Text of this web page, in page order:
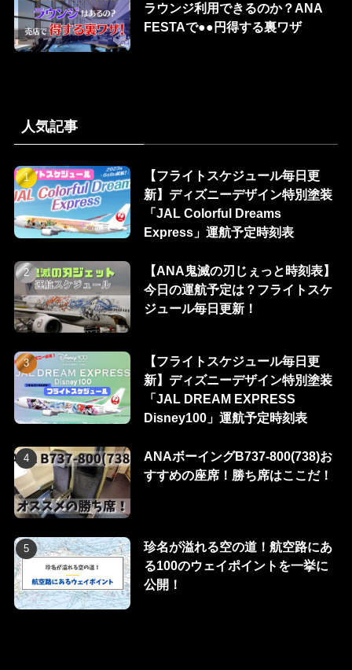
ラウンジ利用できるのか？ANA
FESTAで●●円得する裏ワザ
人気記事
【フライトスケジュール毎日更
新】ディズニーデザイン特別塗装
「JAL Colorful Dreams
Express」運航予定時刻表
【ANA鬼滅の刃じぇっと時刻表】
今日の運航予定は？フライトスケ
ジュール毎日更新！
【フライトスケジュール毎日更
新】ディズニーデザイン特別塗装
「JAL DREAM EXPRESS
Disney100」運航予定時刻表
ANAボーイングB737-800(738)お
すすめの座席！勝ち席はここだ！
珍名が溢れる空の道！航空路にあ
る100のウェイポイントを一挙に
公開！